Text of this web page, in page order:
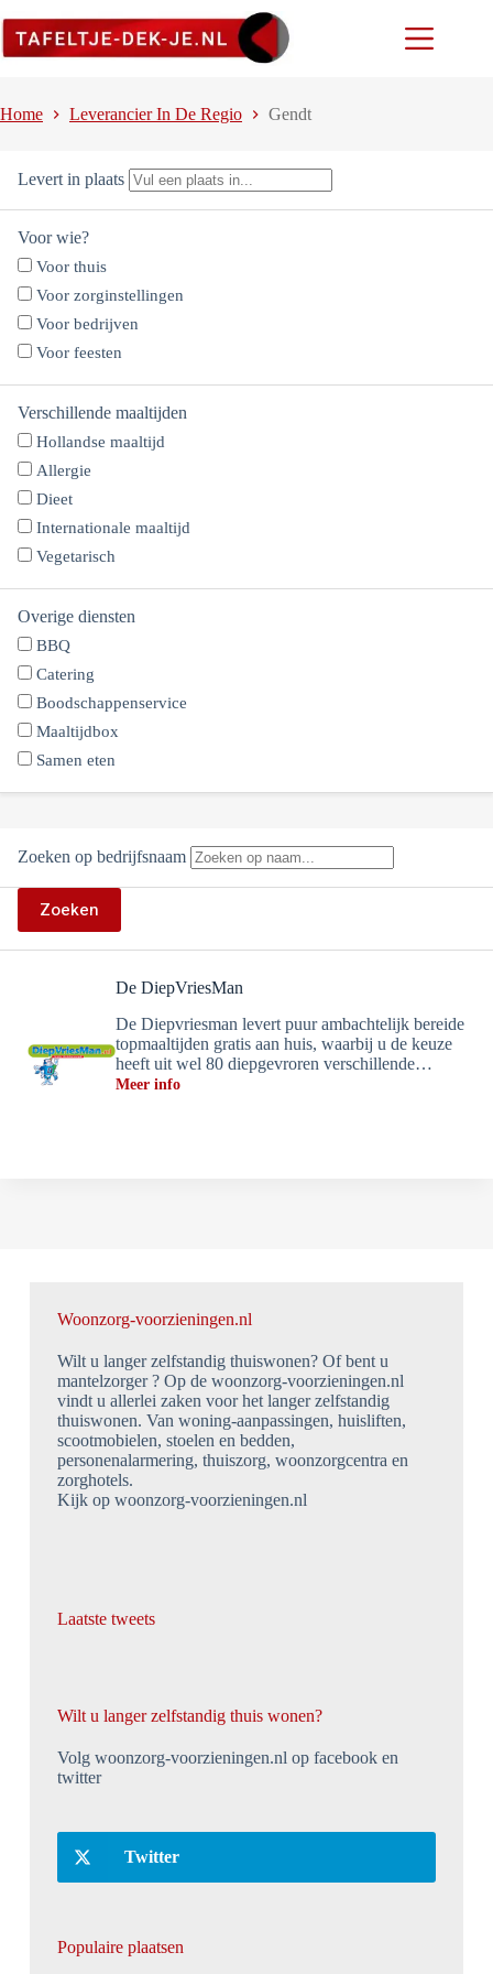
naar
Home Leverancier In De Regio Gendt
Levert in plaats
Voor wie?
Voor thuis
Voor zorginstellingen
Voor bedrijven
Voor feesten
Verschillende maaltijden
Hollandse maaltijd
Allergie
Dieet
Internationale maaltijd
Vegetarisch
Overige diensten
BBQ
Catering
Boodschappenservice
Maaltijdbox
Samen eten
Zoeken op bedrijfsnaam
Zoeken
De DiepVriesMan
De Diepvriesman levert puur ambachtelijk bereide
topmaaltijden gratis aan huis, waarbij u de keuze
heeft uit wel 80 diepgevroren verschillende…
Meer info
Woonzorg-voorzieningen.nl
Wilt u langer zelfstandig thuiswonen? Of bent u
mantelzorger ? Op de woonzorg-voorzieningen.nl
vindt u allerlei zaken voor het langer zelfstandig
thuiswonen. Van woning-aanpassingen, huisliften,
scootmobielen, stoelen en bedden,
personenalarmering, thuiszorg, woonzorgcentra en
zorghotels.
Kijk op woonzorg-voorzieningen.nl
Laatste tweets
Wilt u langer zelfstandig thuis wonen?
Volg woonzorg-voorzieningen.nl op facebook en
twitter
Twitter
Populaire plaatsen